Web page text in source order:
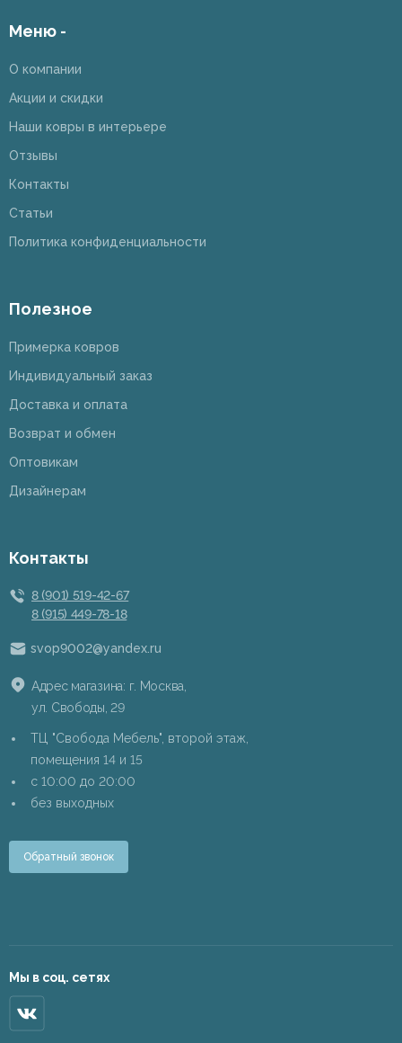
Меню -
О компании
Акции и скидки
Наши ковры в интерьере
Отзывы
Контакты
Статьи
Политика конфиденциальности
Полезное
Примерка ковров
Индивидуальный заказ
Доставка и оплата
Возврат и обмен
Оптовикам
Дизайнерам
Контакты
8 (901) 519-42-67
8 (915) 449-78-18
svop9002@yandex.ru
Адрес магазина: г. Москва,
ул. Свободы, 29
ТЦ "Свобода Мебель", второй этаж,
помещения 14 и 15
c 10:00 до 20:00
без выходных
Обратный звонок
Мы в соц. сетях